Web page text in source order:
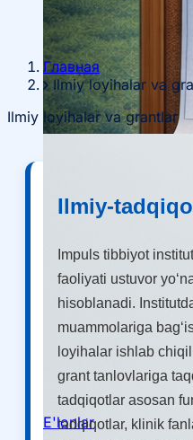
Ilmiy konferensiyalar
Talabalar ilmiy
E'lonlar
Главная
Ilmiy loyihalar va
Ilmiy loyihalar va grantlar
Ilmiy-
Impuls tibbiyot
faoliyati ustuvor
hisoblanadi.
muammolariga
loyihalar ishlab
grant tanlovlariga
tadqiqotlar asosan
tadqiqotlar, klinik